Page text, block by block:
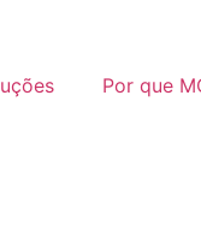
Por que